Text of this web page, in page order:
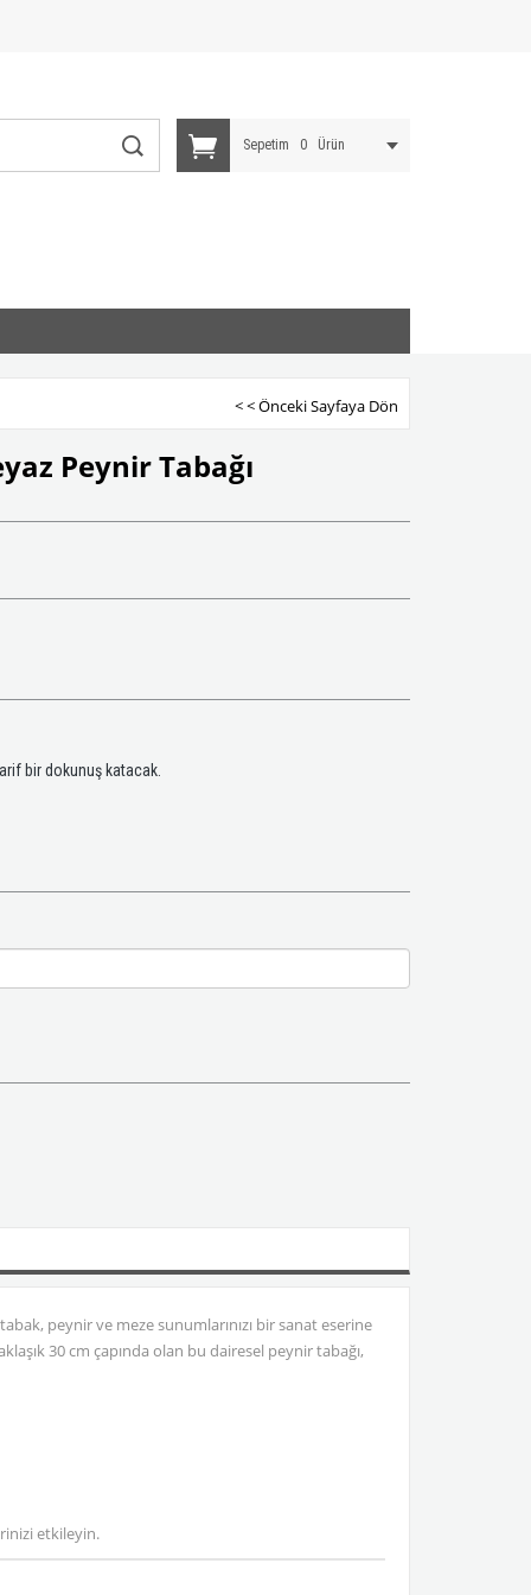
Sepetim 0 Ürün
< < Önceki Sayfaya Dön
Peynir Tabağı
bir dokunuş katacak.
peynir ve meze sunumlarınızı bir sanat eserine
30 cm çapında olan bu dairesel peynir tabağı,
etkileyin.